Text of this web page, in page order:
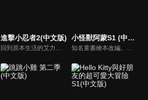
進擊小忍者2(中文版)
回到原本生活的艾力克斯，正煩惱著和潔西卡之間的關係不順遂，此時忍者突然以刺蝟之姿出現在他面前，原來艾普明快要被釋放了！憑藉著艾力克斯聰明的腦袋，他們來到泰國，艾力克斯和忍者也在不斷磨合中，成為最佳拍檔，甚至團隊還多了尚恩加入！
小怪獸阿蒙S1 (中文版)
知名童書繪本改編。故事講述的是小怪獸阿蒙醜醜的外表下，有著一顆敏感細膩的心。他希望有人能愛他，包容他，陪伴他，愛他本來的樣子。這個系列圍繞“愛”的主題，恰恰是父母對孩子所有愛的表現。